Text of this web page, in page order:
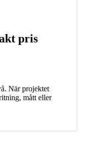
pris
När projektet
mått eller